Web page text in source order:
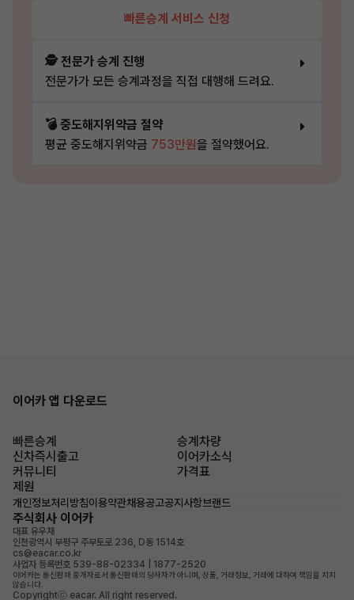
빠른승계 서비스 신청
🕵️ 전문가 승계 진행
전문가가 모든 승계과정을 직접 대행해 드려요.
💣 중도해지위약금 절약
평균 중도해지위약금 753만원을 절약했어요.
이어카 앱 다운로드
빠른승계
승계차량
신차즉시출고
이어카소식
커뮤니티
가격표
제원
개인정보처리방침이용약관채용공고공지사항브랜드
주식회사 이어카
대표 유우재
인천광역시 부평구 주부토로 236, D동 1514호
cs@eacar.co.kr
사업자 등록번호 539-88-02334 | 1877-2520
이어카는 통신판매 중개자로서 통신판매의 당사자가 아니며, 상품, 거래정보, 거래에 대하여 책임을 지지
않습니다.
Copyrightⓒ eacar. All right reserved.